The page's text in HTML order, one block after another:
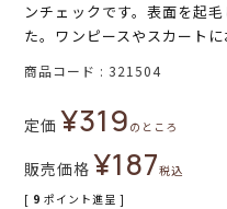
ンチェックです。表面を起
た。ワンピースやスカートに
商品コード 321504
定価 ¥319 のところ
販売価格 ¥187税込
[ 9 ポイント進呈 ]